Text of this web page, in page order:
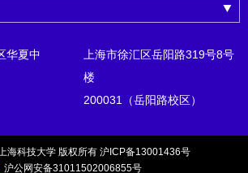
华夏中
上海市徐汇区岳阳路319号8号
楼
200031（岳阳路校区）
海科技大学 版权所有 沪ICP备13001436号
沪公网安备31011502006855号